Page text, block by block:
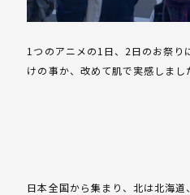
1つのアニメの1日、2日のお祭り
けの事か、改めて肌で実感しまし
日本全国から集まり、北は北海